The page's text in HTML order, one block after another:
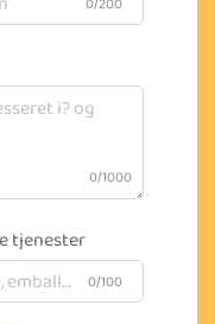
0/1000
tjenester
0/100